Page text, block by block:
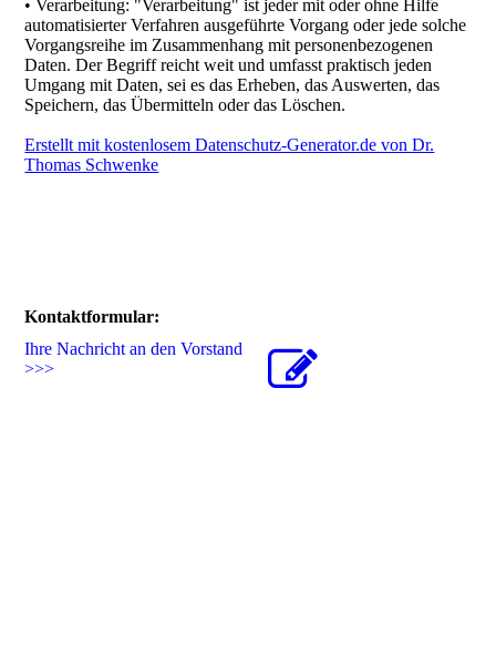
• Verarbeitung: "Verarbeitung" ist jeder mit oder ohne Hilfe
automatisierter Verfahren ausgeführte Vorgang oder jede solche
Vorgangsreihe im Zusammenhang mit personenbezogenen
Daten. Der Begriff reicht weit und umfasst praktisch jeden
Umgang mit Daten, sei es das Erheben, das Auswerten, das
Speichern, das Übermitteln oder das Löschen.
Erstellt mit kostenlosem Datenschutz-Generator.de von Dr.
Thomas Schwenke
Kontaktformular:
Ihre Nachricht an den Vorstand
>>>